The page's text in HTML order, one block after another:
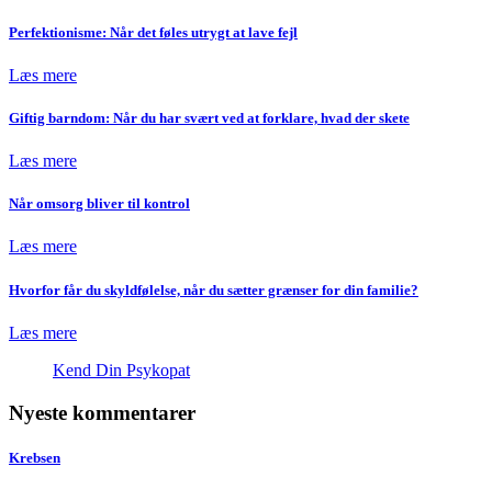
Perfektionisme: Når det føles utrygt at lave fejl
Læs mere
Giftig barndom: Når du har svært ved at forklare, hvad der skete
Læs mere
Når omsorg bliver til kontrol
Læs mere
Hvorfor får du skyldfølelse, når du sætter grænser for din familie?
Læs mere
Kend Din Psykopat
Nyeste kommentarer
Krebsen